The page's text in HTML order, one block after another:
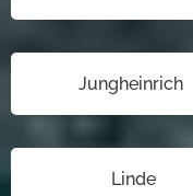
Jungheinrich
Linde